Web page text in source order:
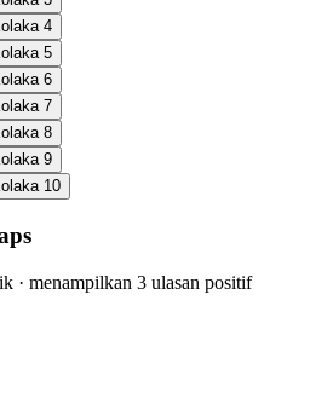
· menampilkan 3 ulasan positif